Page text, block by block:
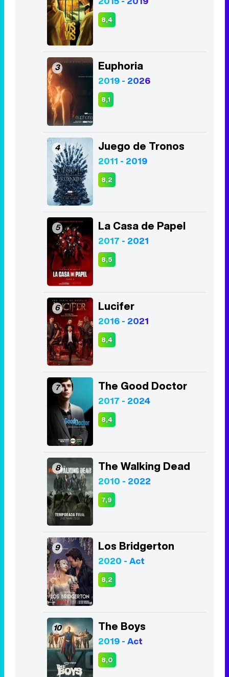
8,4
3 Euphoria
2019 - 2026
8,1
4 Juego de Tronos
2011 - 2019
8,2
5 La Casa de Papel
2017 - 2021
8,5
6 Lucifer
2016 - 2021
8,4
7 The Good Doctor
2017 - 2024
8,4
8 The Walking Dead
2010 - 2022
7,9
9 Los Bridgerton
2020 - Act
8,2
10 The Boys
2019 - Act
8,0